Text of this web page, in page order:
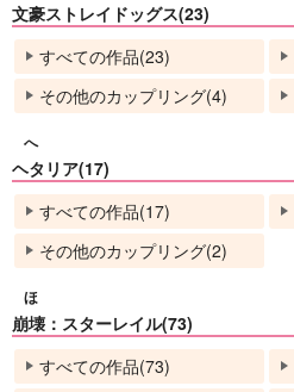
文豪ストレイドッグス(23)
すべての作品(23)
その他のカップリング(4)
へ
ヘタリア(17)
すべての作品(17)
その他のカップリング(2)
ほ
崩壊：スターレイル(73)
すべての作品(73)